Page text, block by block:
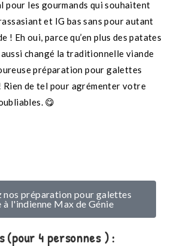
pour les gourmands qui souhaitent
et IG bas sans pour autant
! Eh oui, parce qu’en plus des patates
changé la traditionnelle viande
préparation pour galettes
Rien de tel pour agrémenter votre
😋
nos préparation pour galettes
à l'indienne Max de Génie
(pour 4 personnes ) :